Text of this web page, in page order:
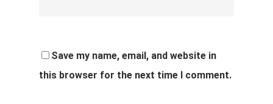
Save my name, email, and website in
this browser for the next time I comment.